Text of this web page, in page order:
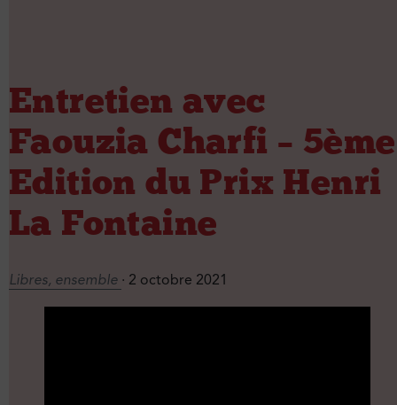
Entretien avec
Faouzia Charfi – 5ème
Edition du Prix Henri
La Fontaine
Libres, ensemble · 2 octobre 2021